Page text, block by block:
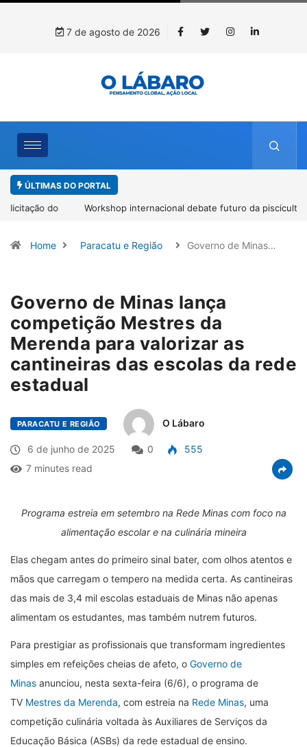
7 de agosto de 2026
ÚLTIMAS DO PORTAL
Workshop internacional debate futuro da piscicultura com
Home Paracatu e Região Governo de Minas…
Governo de Minas lança
competição Mestres da
Merenda para valorizar as
cantineiras das escolas da rede
estadual
PARACATU E REGIÃO O Lábaro
6 de junho de 2025 0
555
7 minutes read
Programa estreia em setembro na Rede Minas com foco na
alimentação escolar e na culinária mineira
Elas chegam antes do primeiro sinal bater, com olhos atentos e
mãos que carregam o tempero na medida certa. As cantineiras
das mais de 3,4 mil escolas estaduais de Minas não apenas
alimentam os estudantes, mas também nutrem futuros.
Para prestigiar as profissionais que transformam ingredientes
simples em refeições cheias de afeto, o Governo de
Minas anunciou, nesta sexta-feira (6/6), o programa de
TV Mestres da Merenda, com estreia na Rede Minas, uma
competição culinária voltada às Auxiliares de Serviços da
Educação Básica (ASBs) da rede estadual de ensino.